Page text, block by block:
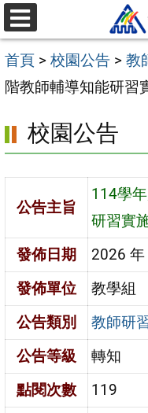
跳
至
主
要
容
區
選
單
首頁 > 校園公告 > 教
階教師輔導知能研習
校園公告
公告主旨
114學
研習實
發佈日期
2026 年
發佈單位
教學組
公告類別
教師研
公告等級
轉知
點閱次數
119